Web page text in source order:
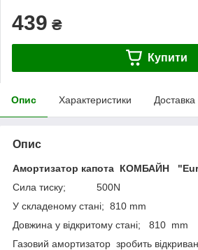
439 ₴
Купити
Опис Характеристики Доставка
Опис
Амортизатор капота КОМБАЙН
Сила тиску; 500N
У складеному стані; 810 mm
Довжина у відкритому стані; 810 mm
Газовий амортизатор зробить